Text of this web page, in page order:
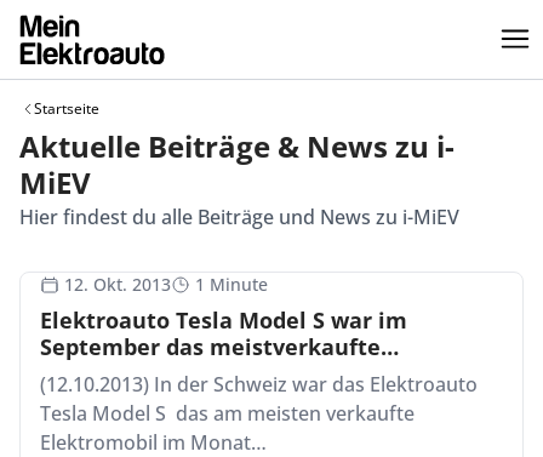
Startseite
Aktuelle Beiträge & News zu i-
MiEV
Hier findest du alle Beiträge und News zu i-MiEV
12. Okt. 2013 1 Minute
Elektroauto Tesla Model S war im
September das meistverkaufte
Elektrofahrzeug in der Schweiz
(12.10.2013) In der Schweiz war das Elektroauto
Tesla Model S das am meisten verkaufte
Elektromobil im Monat…